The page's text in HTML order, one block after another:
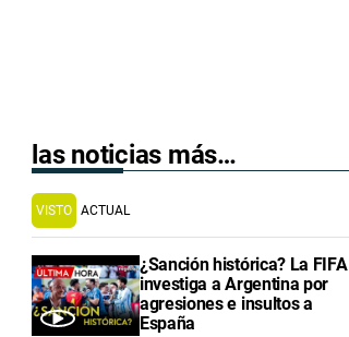
las noticias más…
VISTO ACTUAL
¿Sanción histórica? La FIFA
investiga a Argentina por
agresiones e insultos a
España